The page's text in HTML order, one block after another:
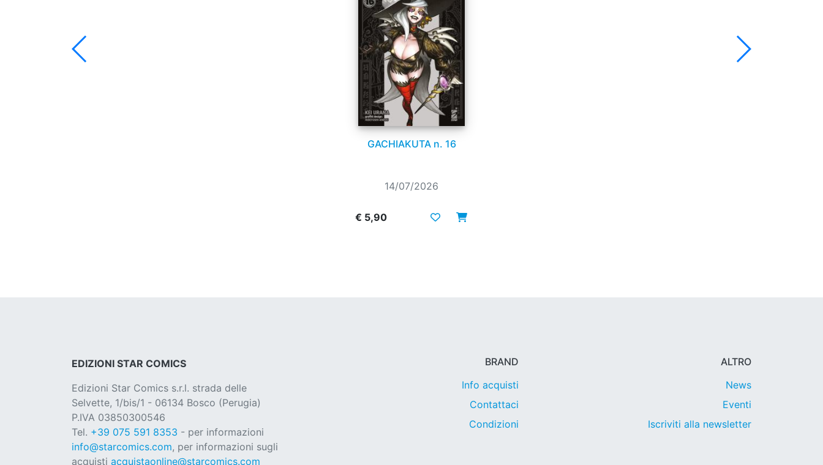
GACHIAKUTA n. 16
14/07/2026
€ 5,90
EDIZIONI STAR COMICS
Edizioni Star Comics s.r.l. strada delle
Selvette, 1/bis/1 - 06134 Bosco (Perugia)
P.IVA 03850300546
Tel. +39 075 591 8353 - per informazioni
info@starcomics.com, per informazioni sugli
acquisti acquistaonline@starcomics.com
BRAND
Info acquisti
Contattaci
Condizioni
ALTRO
News
Eventi
Iscriviti alla newsletter